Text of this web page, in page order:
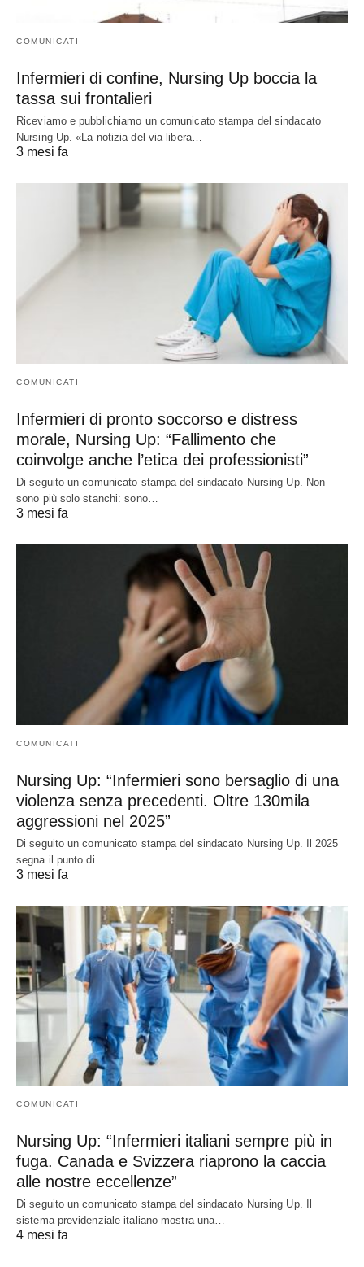
COMUNICATI
Infermieri di confine, Nursing Up boccia la
tassa sui frontalieri
Riceviamo e pubblichiamo un comunicato stampa del sindacato
Nursing Up. «La notizia del via libera…
3 mesi fa
COMUNICATI
Infermieri di pronto soccorso e distress
morale, Nursing Up: “Fallimento che
coinvolge anche l’etica dei professionisti”
Di seguito un comunicato stampa del sindacato Nursing Up. Non
sono più solo stanchi: sono…
3 mesi fa
COMUNICATI
Nursing Up: “Infermieri sono bersaglio di una
violenza senza precedenti. Oltre 130mila
aggressioni nel 2025”
Di seguito un comunicato stampa del sindacato Nursing Up. Il 2025
segna il punto di…
3 mesi fa
COMUNICATI
Nursing Up: “Infermieri italiani sempre più in
fuga. Canada e Svizzera riaprono la caccia
alle nostre eccellenze”
Di seguito un comunicato stampa del sindacato Nursing Up. Il
sistema previdenziale italiano mostra una…
4 mesi fa